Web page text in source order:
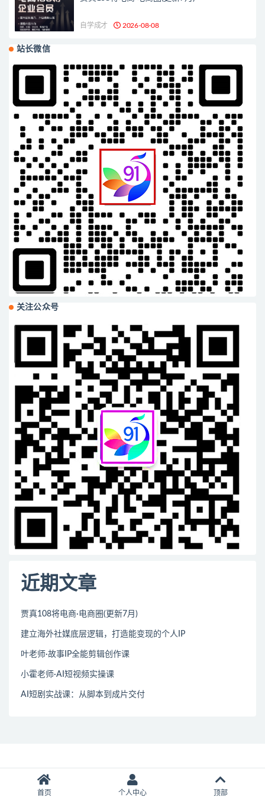
自学成才 2026-08-08
站长微信
关注公众号
近期文章
贾真108将电商·电商圈(更新7月)
建立海外社媒底层逻辑，打造能变现的个人IP
叶老师·故事IP全能剪辑创作课
小霍老师·AI短视频实操课
AI短剧实战课：从脚本到成片交付
首页 个人中心 顶部